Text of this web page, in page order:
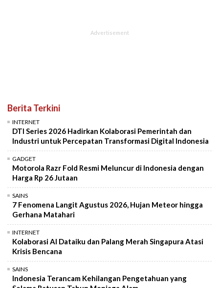
Berita Terkini
INTERNET
DTI Series 2026 Hadirkan Kolaborasi Pemerintah dan
Industri untuk Percepatan Transformasi Digital Indonesia
GADGET
Motorola Razr Fold Resmi Meluncur di Indonesia dengan
Harga Rp 26 Jutaan
SAINS
7 Fenomena Langit Agustus 2026, Hujan Meteor hingga
Gerhana Matahari
INTERNET
Kolaborasi AI Dataiku dan Palang Merah Singapura Atasi
Krisis Bencana
SAINS
Indonesia Terancam Kehilangan Pengetahuan yang